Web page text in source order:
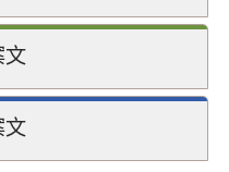
文
文